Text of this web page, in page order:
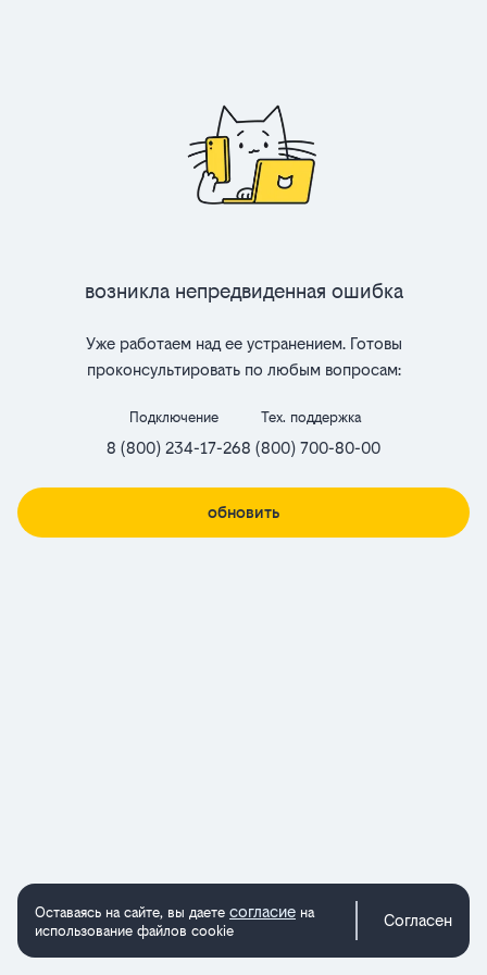
Возникла непредвиденная ошибка
Уже работаем над ее устранением. Готовы
проконсультировать по любым вопросам:
Подключение
8 (800) 234-17-26
Тех. поддержка
8 (800) 700-80-00
обновить
Оставаясь на сайте, вы даете согласие на
использование файлов cookie
Согласен